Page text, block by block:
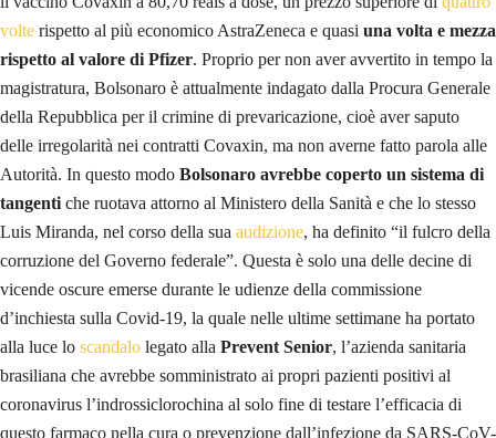
volte rispetto al più economico AstraZeneca e quasi una volta e mezza
rispetto al valore di Pfizer. Proprio per non aver avvertito in tempo la
magistratura, Bolsonaro è attualmente indagato dalla Procura Generale
della Repubblica per il crimine di prevaricazione, cioè aver saputo
delle irregolarità nei contratti Covaxin, ma non averne fatto parola alle
Autorità. In questo modo Bolsonaro avrebbe coperto un sistema di
tangenti che ruotava attorno al Ministero della Sanità e che lo stesso
Luis Miranda, nel corso della sua audizione, ha definito “il fulcro della
corruzione del Governo federale”. Questa è solo una delle decine di
vicende oscure emerse durante le udienze della commissione
d’inchiesta sulla Covid-19, la quale nelle ultime settimane ha portato
alla luce lo scandalo legato alla Prevent Senior, l’azienda sanitaria
brasiliana che avrebbe somministrato ai propri pazienti positivi al
coronavirus l’indrossiclorochina al solo fine di testare l’efficacia di
questo farmaco nella cura o prevenzione dall’infezione da SARS-CoV-